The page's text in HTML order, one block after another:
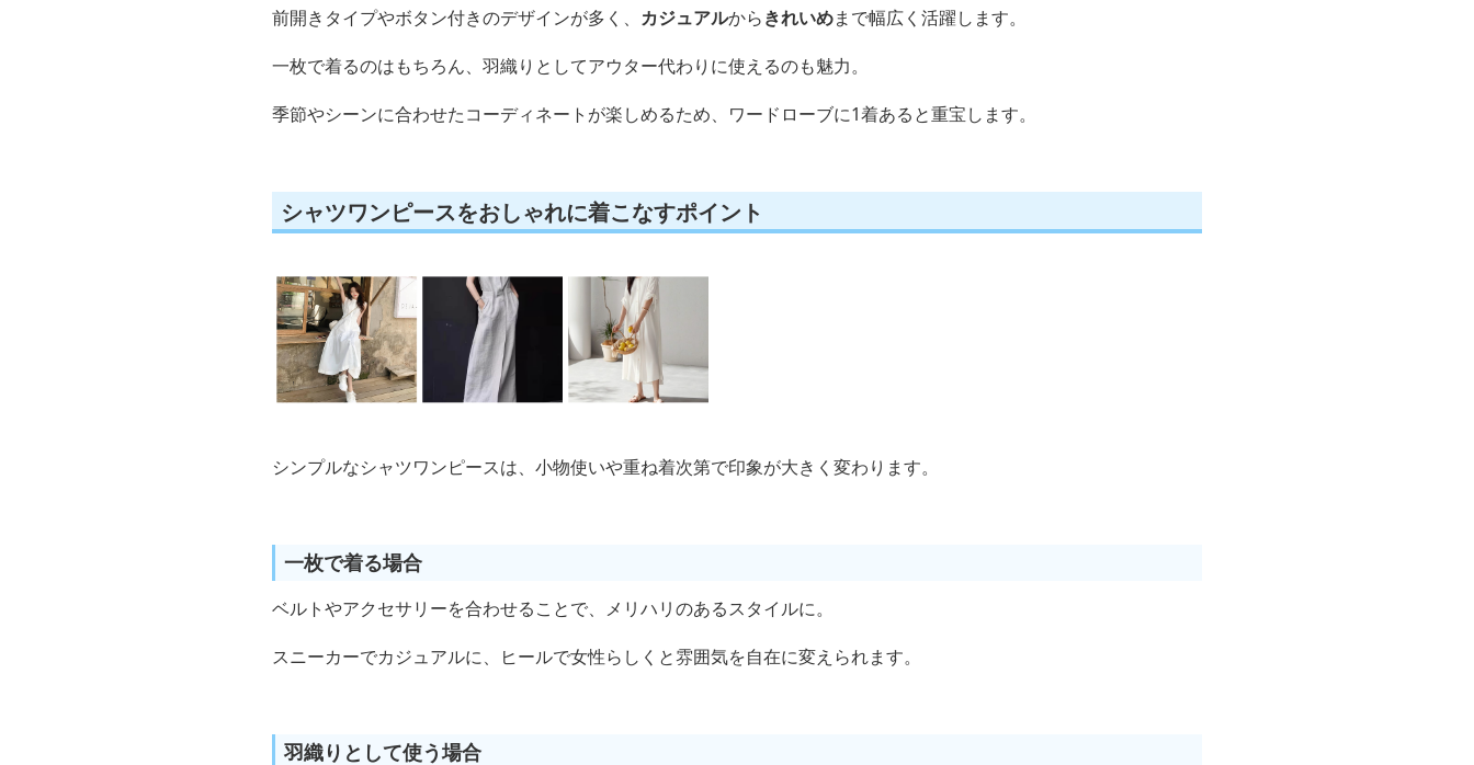
前開きタイプやボタン付きのデザインが多く、 カジュアルからきれいめまで幅広く活躍します。
一枚で着るのはもちろん、羽織りとしてアウター代わりに使えるのも魅力。
季節やシーンに合わせたコーディネートが楽しめるため、ワードローブに1着あると重宝します。
シャツワンピースをおしゃれに着こなすポイント
シンプルなシャツワンピースは、小物使いや重ね着次第で印象が大きく変わります。
一枚で着る場合
ベルトやアクセサリーを合わせることで、メリハリのあるスタイルに。
スニーカーでカジュアルに、ヒールで女性らしくと雰囲気を自在に変えられます。
羽織りとして使う場合